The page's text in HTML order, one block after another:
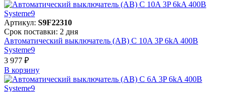
Артикул: S9F22310
Срок поставки: 2 дня
Автоматический выключатель (АВ) C 10A 3P 6kA 400В
Systeme9
3 977 ₽
В корзинy